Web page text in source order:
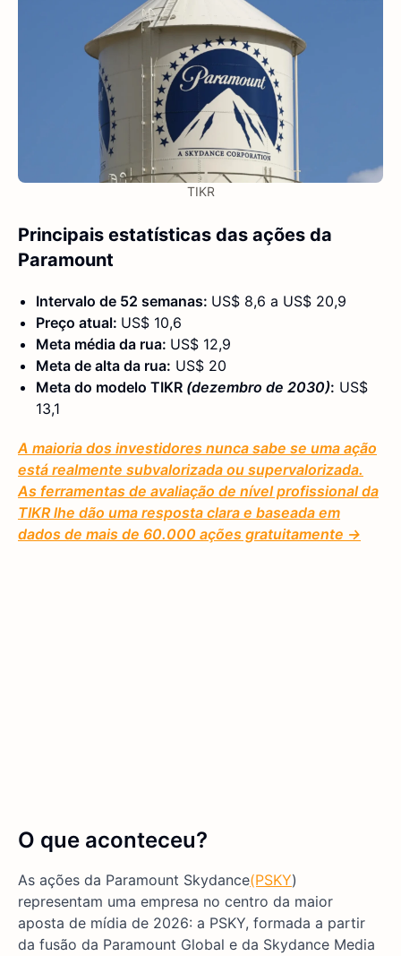
TIKR
Principais estatísticas das ações da
Paramount
Intervalo de 52 semanas: US$ 8,6 a US$ 20,9
Preço atual: US$ 10,6
Meta média da rua: US$ 12,9
Meta de alta da rua: US$ 20
Meta do modelo TIKR (dezembro de 2030): US$
13,1
A maioria dos investidores nunca sabe se uma ação
está realmente subvalorizada ou supervalorizada.
As ferramentas de avaliação de nível profissional da
TIKR lhe dão uma resposta clara e baseada em
dados de mais de 60.000 ações gratuitamente →
O que aconteceu?
As ações da Paramount Skydance(PSKY)
representam uma empresa no centro da maior
aposta de mídia de 2026: a PSKY, formada a partir
da fusão da Paramount Global e da Skydance Media